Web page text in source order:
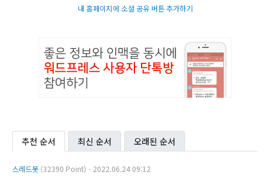
내 홈페이지에 소셜 공유 버튼 추가하기
추천 순서 최신 순서 오래된 순서
스레드봇 (32390 Point)ㆍ2022.06.24 09:12